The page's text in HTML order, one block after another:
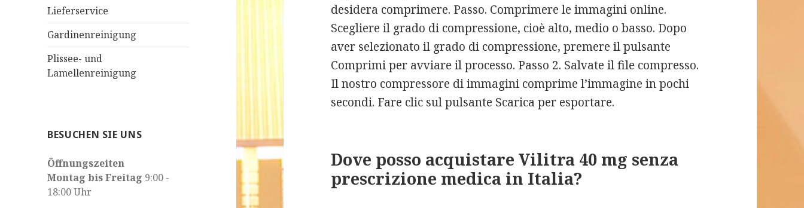
Lieferservice
Gardinenreinigung
Plissee- und
Lamellenreinigung
BESUCHEN SIE UNS
Öffnungszeiten
Montag bis Freitag 9:00 -
18:00 Uhr
desidera comprimere. Passo. Comprimere le immagini online.
Scegliere il grado di compressione, cioè alto, medio o basso. Dopo
aver selezionato il grado di compressione, premere il pulsante
Comprimi per avviare il processo. Passo 2. Salvate il file compresso.
Il nostro compressore di immagini comprime l’immagine in pochi
secondi. Fare clic sul pulsante Scarica per esportare.
Dove posso acquistare Vilitra 40 mg senza
prescrizione medica in Italia?